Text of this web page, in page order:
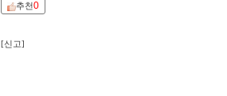
추천0
[신고]